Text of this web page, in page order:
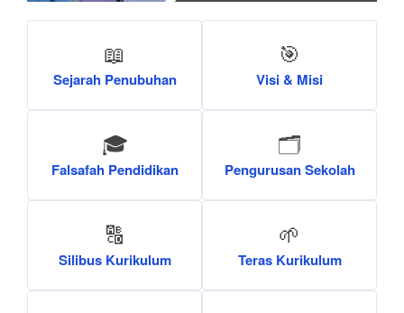
📖
Sejarah Penubuhan
🎯
Visi & Misi
🎓
Falsafah Pendidikan
🗂️
Pengurusan Sekolah
🔠
Silibus Kurikulum
🌱
Teras Kurikulum